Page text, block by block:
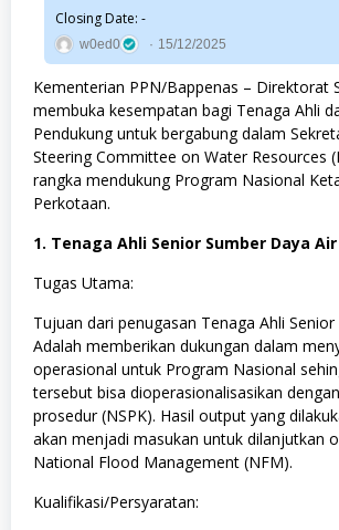
Closing Date: -
w0ed0 15/12/2025
Kementerian PPN/Bappenas – Direktorat
membuka kesempatan bagi Tenaga Ahli
Pendukung untuk bergabung dalam
Steering Committee on Water Resources
rangka mendukung Program Nasional
Perkotaan.
1. Tenaga Ahli Senior Sumber Daya
Tugas Utama:
Tujuan dari penugasan Tenaga Ahli
Adalah memberikan dukungan dalam
operasional untuk Program Nasional
tersebut bisa dioperasionalisasikan
prosedur (NSPK). Hasil output yang
akan menjadi masukan untuk dilanjutkan
National Flood Management (NFM).
Kualifikasi/Persyaratan: